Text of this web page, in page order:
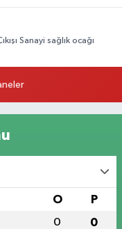
Sanayi sağlık ocağı
O P
0 0